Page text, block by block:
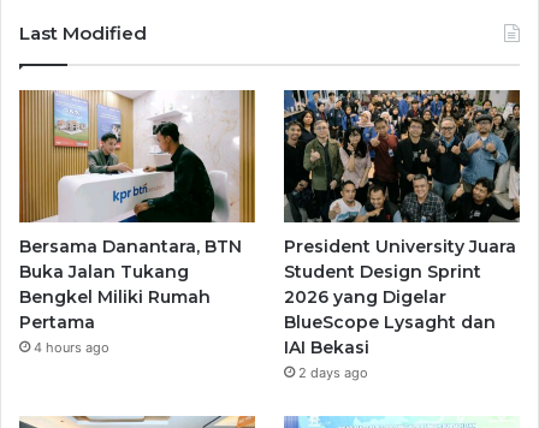
Last Modified
Bersama Danantara, BTN
Buka Jalan Tukang
Bengkel Miliki Rumah
Pertama
4 hours ago
President University Juara
Student Design Sprint
2026 yang Digelar
BlueScope Lysaght dan
IAI Bekasi
2 days ago